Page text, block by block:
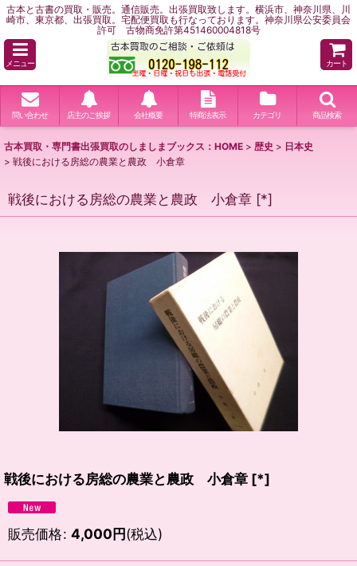
古本と古書の買取・販売。通信販売。出張買取致します。横浜市、神奈川県、川
崎市、東京都、出張買取。宅配便買取も行なっております。神奈川県公安委員会
許可 古物商免許第451460004818号
メニュー カート
問い合わせ 店主のご挨拶 会社概要 特商法表示 カテゴリ 商品検索
古本買取・専門書出張買取のしましまブックス：HOME > 歴史 > 日本史
> 戦後における房総の農業と農政 小倉章
戦後における房総の農業と農政 小倉章 [*]
戦後における房総の農業と農政 小倉章 [*]
販売価格: 4,000円(税込)